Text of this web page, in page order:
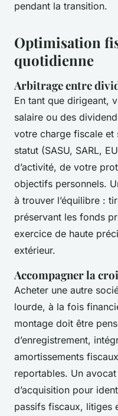
pendant la transition.
Optimisation
quotidienne
Arbitrage entre
En tant que dirigeant,
salaire ou des
votre charge fiscale et
statut (SASU, SARL,
d’activité, de votre
objectifs personnels.
à trouver l’équilibre :
préservant les fonds
exercice de haute
extérieur.
Accompagner la
Acheter une autre
lourde, à la fois
montage doit être
d’enregistrement,
amortissements
reportables. Un
d’acquisition pour
passifs fiscaux, litiges